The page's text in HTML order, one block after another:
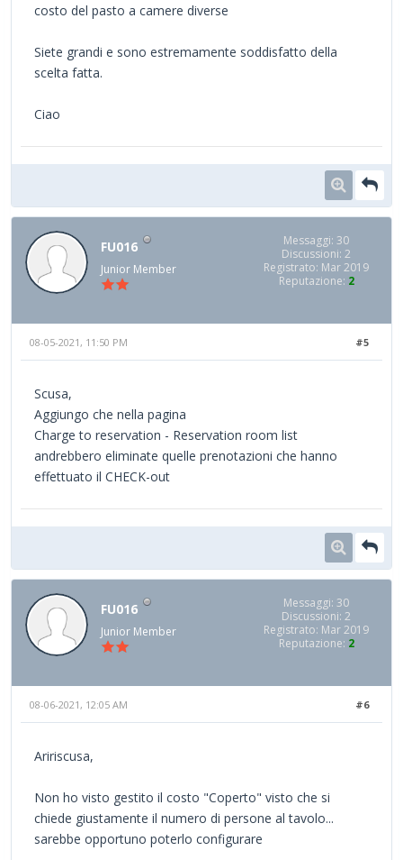
costo del pasto a camere diverse
Siete grandi e sono estremamente soddisfatto della
scelta fatta.
Ciao
FU016
Junior Member
Messaggi: 30
Discussioni: 2
Registrato: Mar 2019
Reputazione: 2
#5
08-05-2021, 11:50 PM
Scusa,
Aggiungo che nella pagina
Charge to reservation - Reservation room list
andrebbero eliminate quelle prenotazioni che hanno
effettuato il CHECK-out
FU016
Junior Member
Messaggi: 30
Discussioni: 2
Registrato: Mar 2019
Reputazione: 2
#6
08-06-2021, 12:05 AM
Aririscusa,
Non ho visto gestito il costo "Coperto" visto che si
chiede giustamente il numero di persone al tavolo...
sarebbe opportuno poterlo configurare